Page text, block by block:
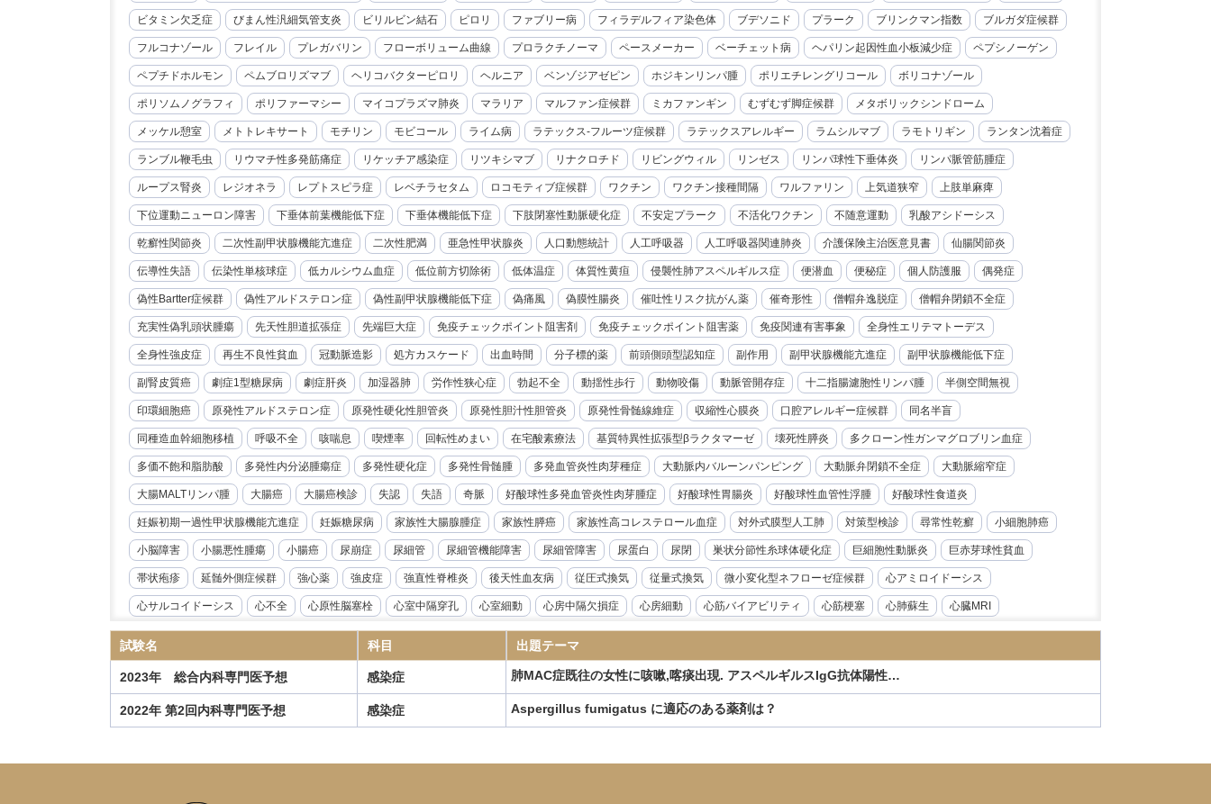
ビタミン欠乏症 びまん性汎細気管支炎 ビリルビン結石 ピロリ ファブリー病 フィラデルフィア染色体 ブデソニド プラーク ブリンクマン指数 ブルガダ症候群
フルコナゾール フレイル プレガバリン フローボリューム曲線 プロラクチノーマ ペースメーカー ベーチェット病 ヘパリン起因性血小板減少症 ペプシノーゲン
ペプチドホルモン ペムブロリズマブ ヘリコバクターピロリ ヘルニア ベンゾジアゼピン ホジキンリンパ腫 ポリエチレングリコール ボリコナゾール
ポリソムノグラフィ ポリファーマシー マイコプラズマ肺炎 マラリア マルファン症候群 ミカファンギン むずむず脚症候群 メタボリックシンドローム
メッケル憩室 メトトレキサート モチリン モビコール ライム病 ラテックス-フルーツ症候群 ラテックスアレルギー ラムシルマブ ラモトリギン ランタン沈着症
ランブル鞭毛虫 リウマチ性多発筋痛症 リケッチア感染症 リツキシマブ リナクロチド リビングウィル リンゼス リンパ球性下垂体炎 リンパ脈管筋腫症
ループス腎炎 レジオネラ レプトスピラ症 レベチラセタム ロコモティブ症候群 ワクチン ワクチン接種間隔 ワルファリン 上気道狭窄 上肢単麻痺
下位運動ニューロン障害 下垂体前葉機能低下症 下垂体機能低下症 下肢閉塞性動脈硬化症 不安定プラーク 不活化ワクチン 不随意運動 乳酸アシドーシス
乾癬性関節炎 二次性副甲状腺機能亢進症 二次性肥満 亜急性甲状腺炎 人口動態統計 人工呼吸器 人工呼吸器関連肺炎 介護保険主治医意見書 仙腸関節炎
伝導性失語 伝染性単核球症 低カルシウム血症 低位前方切除術 低体温症 体質性黄疸 侵襲性肺アスペルギルス症 便潜血 便秘症 個人防護服 偶発症
偽性Bartter症候群 偽性アルドステロン症 偽性副甲状腺機能低下症 偽痛風 偽膜性腸炎 催吐性リスク抗がん薬 催奇形性 僧帽弁逸脱症 僧帽弁閉鎖不全症
充実性偽乳頭状腫瘍 先天性胆道拡張症 先端巨大症 免疫チェックポイント阻害剤 免疫チェックポイント阻害薬 免疫関連有害事象 全身性エリテマトーデス
全身性強皮症 再生不良性貧血 冠動脈造影 処方カスケード 出血時間 分子標的薬 前頭側頭型認知症 副作用 副甲状腺機能亢進症 副甲状腺機能低下症
副腎皮質癌 劇症1型糖尿病 劇症肝炎 加湿器肺 労作性狭心症 勃起不全 動揺性歩行 動物咬傷 動脈管開存症 十二指腸濾胞性リンパ腫 半側空間無視
印環細胞癌 原発性アルドステロン症 原発性硬化性胆管炎 原発性胆汁性胆管炎 原発性骨髄線維症 収縮性心膜炎 口腔アレルギー症候群​​ 同名半盲
同種造血幹細胞移植 呼吸不全 咳喘息 喫煙率 回転性めまい 在宅酸素療法 基質特異性拡張型βラクタマーゼ 壊死性膵炎 多クローン性ガンマグロブリン血症
多価不飽和脂肪酸 多発性内分泌腫瘍症 多発性硬化症 多発性骨髄腫 多発血管炎性肉芽種症 大動脈内バルーンパンピング 大動脈弁閉鎖不全症 大動脈縮窄症
大腸MALTリンパ腫 大腸癌 大腸癌検診 失認 失語 奇脈 好酸球性多発血管炎性肉芽腫症 好酸球性胃腸炎 好酸球性血管性浮腫 好酸球性食道炎
妊娠初期一過性甲状腺機能亢進症 妊娠糖尿病 家族性大腸腺腫症 家族性膵癌 家族性高コレステロール血症 対外式膜型人工肺 対策型検診 尋常性乾癬 小細胞肺癌
小脳障害 小腸悪性腫瘍 小腸癌 尿崩症 尿細管 尿細管機能障害 尿細管障害 尿蛋白 尿閉 巣状分節性糸球体硬化症 巨細胞性動脈炎 巨赤芽球性貧血
帯状疱疹 延髄外側症候群 強心薬 強皮症 強直性脊椎炎 後天性血友病 従圧式換気 従量式換気 微小変化型ネフローゼ症候群 心アミロイドーシス
心サルコイドーシス 心不全 心原性脳塞栓 心室中隔穿孔 心室細動 心房中隔欠損症 心房細動 心筋バイアビリティ 心筋梗塞 心肺蘇生 心臓MRI
心臓リハビリテーション 心臓冠動脈CT 心臓超音波検査 急性リンパ性白血病 急性上腸管脈動脈閉塞症 急性前立腺炎 急性前骨髄性白血病 急性大動脈解離
急性好酸球性肺炎 急性心筋炎 急性心膜炎 急性溶血性輸血副作用 急性肝不全 急性胆嚢炎 急性胆管炎 急性腎盂腎炎 急性腎障害 急性膵炎 急性虫垂炎
慢性心不全 慢性炎症性脱髄性多発根神経炎 慢性炎症性脱髄性多発神経炎 慢性硬膜下血腫 慢性肝炎 慢性肺アスペルギルス症
播種性帯状疱疹
試験名 科目 出題テーマ
2023年 総合内科専門医予想 感染症 肺MAC症既往の女性に咳嗽,喀痰出現. アスペルギルスIgG抗体陽性…
2022年 第2回内科専門医予想 感染症 Aspergillus fumigatus に適応のある薬剤は？